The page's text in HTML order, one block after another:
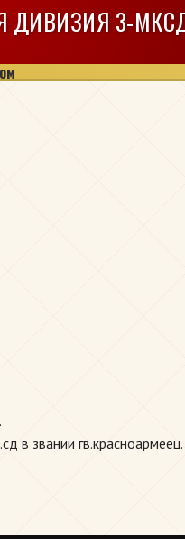
ДИВИЗИЯ 3-
в звании гв.красноармеец.